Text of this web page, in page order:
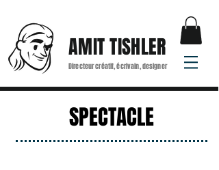
AMIT TISHLER
Directeur créatif, écrivain, designer
SPECTACLE